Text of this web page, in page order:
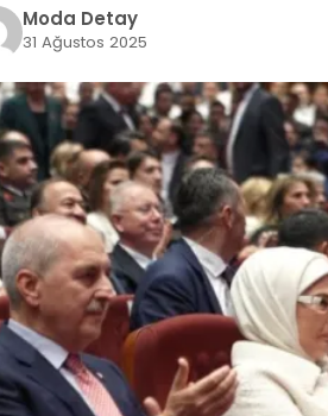
Moda Detay
31 Ağustos 2025